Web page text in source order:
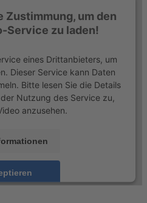
Zustimmung, um den
Service zu laden!
eines Drittanbieters, um
Dieser Service kann Daten
Bitte lesen Sie die Details
Nutzung des Service zu,
anzusehen.